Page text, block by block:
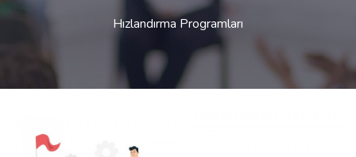
Hızlandırma Programları